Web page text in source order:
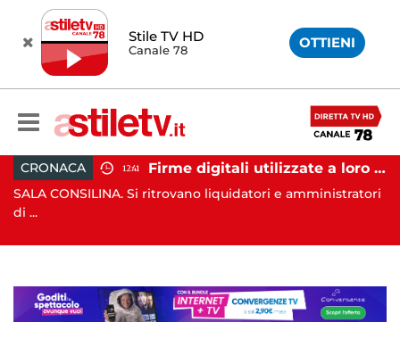
Stile TV HD
Canale 78 OTTIENI
12:41 Firme digitali utilizzate a loro insaputa: 9 indagati nel Vallo di Diano
Si ritrovano liquidatori e amministratori
CRONACA
AGROPOLI. Nella